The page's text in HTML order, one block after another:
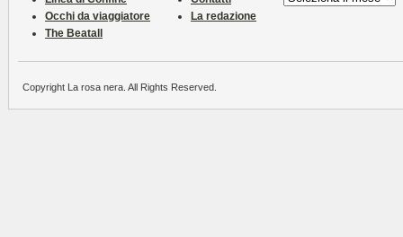
Occhi da viaggiatore
The Beatall
La redazione
Copyright La rosa nera. All Rights Reserved.